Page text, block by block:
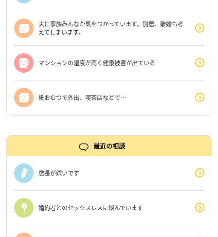
夫に家族みんなが気をつかっています。別居、離婚も考
えてしまいます。
マンションの湿度が高く健康被害が出ている
紙おむつで外出、喫茶店などで…
最近の相談
店長が嫌いです
婚約者とのセックスレスに悩んでいます